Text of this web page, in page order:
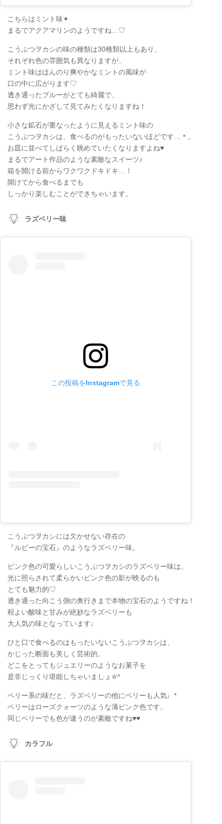
こちらはミント味✦
まるでアクアマリンのようですね…♡
こうぶつヲカシの味の種類は30種類以上もあり、
それぞれ色の雰囲気も異なりますが、
ミント味はほんのり爽やかなミントの風味が
口の中に広がります♡
透き通ったブルーがとても綺麗で、
思わず光にかざして見てみたくなりますね！
小さな鉱石が重なったように見えるミント味の
こうぶつヲカシは、食べるのがもったいないほどです…＊。
お皿に並べてしばらく眺めていたくなりますよね♥
まるでアート作品のような素敵なスイーツ♪
箱を開ける前からワクワクドキドキ…！
開けてから食べるまでも
しっかり楽しむことができちゃいます。
ラズベリー味
この投稿をInstagramで見る
こうぶつヲカシには欠かせない存在の
『ルビーの宝石』のようなラズベリー味。
ピンク色の可愛らしいこうぶつヲカシのラズベリー味は、
光に照らされて柔らかいピンク色の影が映るのも
とても魅力的♡
透き通った向こう側の奥行きまで本物の宝石のようですね！
程よい酸味と甘みが絶妙なラズベリーも
大人気の味となっています♩
ひと口で食べるのはもったいないこうぶつヲカシは、
かじった断面も美しく芸術的。
どこをとってもジュエリーのようなお菓子を
是非じっくり堪能しちゃいましょ✮*
ベリー系の味だと、ラズベリーの他にベリーも人気♩*
ベリーはローズクォーツのような薄ピンク色です。
同じベリーでも色が違うのが素敵ですね♥♥
カラフル